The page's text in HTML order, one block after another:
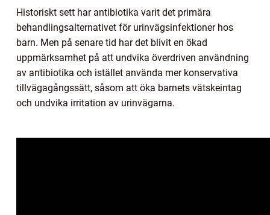
Historiskt sett har antibiotika varit det primära
behandlingsalternativet för urinvägsinfektioner hos
barn. Men på senare tid har det blivit en ökad
uppmärksamhet på att undvika överdriven användning
av antibiotika och istället använda mer konservativa
tillvägagångssätt, såsom att öka barnets vätskeintag
och undvika irritation av urinvägarna.